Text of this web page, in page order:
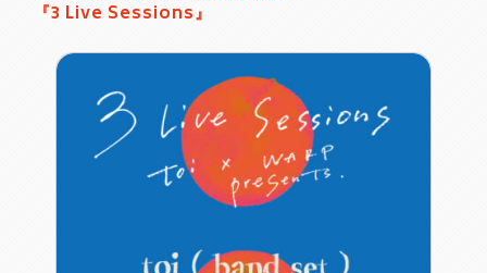
『3 Live Sessions』